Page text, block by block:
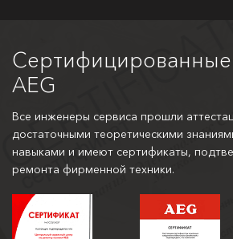
AEG
Все инженеры сервиса прошли
достаточными теоретическими
навыками и имеют сертификаты,
ремонта фирменной техники.